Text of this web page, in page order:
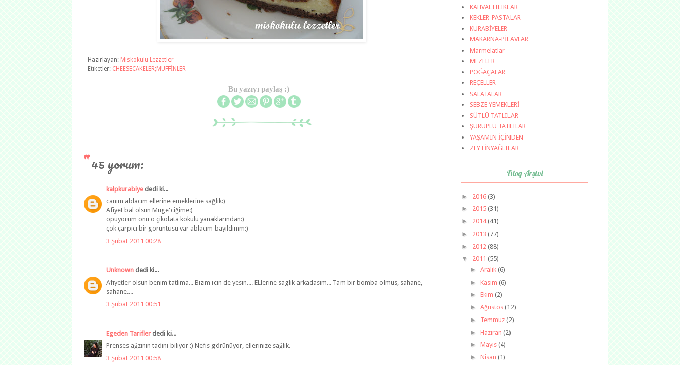
Hazırlayan: Miskokulu Lezzetler
Etiketler: CHEESECAKELER;MUFFİNLER
Bu yazıyı paylaş :)
45 yorum:
kalpkurabiye dedi ki...
canım ablacım ellerine emeklerine sağlık:)
Afiyet bal olsun Müge'ciğime:)
öpüyorum onu o çikolata kokulu yanaklarından:)
çok çarpıcı bir görüntüsü var ablacım bayıldımm:)
3 Şubat 2011 00:28
Unknown dedi ki...
Afiyetler olsun benim tatlima... Bizim icin de yesin.... ELlerine saglik arkadasim... Tam bir bomba olmus, sahane,
sahane....
3 Şubat 2011 00:51
Egeden Tarifler dedi ki...
Prenses ağzının tadını biliyor :) Nefis görünüyor, ellerinize sağlık.
3 Şubat 2011 00:58
KAHVALTILIKLAR
KEKLER-PASTALAR
KURABİYELER
MAKARNA-PİLAVLAR
Marmelatlar
MEZELER
POĞAÇALAR
REÇELLER
SALATALAR
SEBZE YEMEKLERİ
SÜTLÜ TATLILAR
ŞURUPLU TATLILAR
YAŞAMIN İÇİNDEN
ZEYTİNYAĞLILAR
Blog Arşivi
► 2016 (3)
► 2015 (31)
► 2014(41)
► 2013 (77)
► 2012 (88)
▼ 2011 (55)
► Aralık (6)
► Kasım (6)
► Ekim (2)
► Ağustos (12)
► Temmuz (2)
► Haziran (2)
► Mayıs (4)
► Nisan (1)